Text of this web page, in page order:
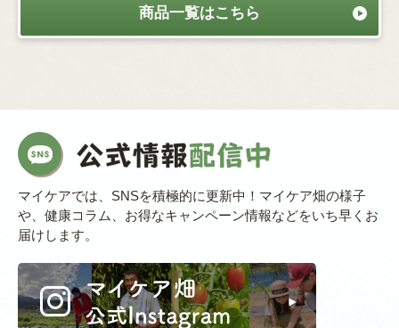
商品一覧はこちら
マイケアでは、SNSを積極的に更新中！マイケア畑の様子
や、健康コラム、お得なキャンペーン情報などをいち早くお
届けします。